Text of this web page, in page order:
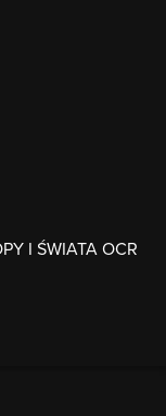
I ŚWIATA OCR